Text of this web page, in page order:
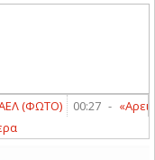
(ΦΩΤΟ) 00:27 -